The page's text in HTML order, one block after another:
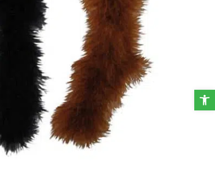
פתח סרגל נגישות